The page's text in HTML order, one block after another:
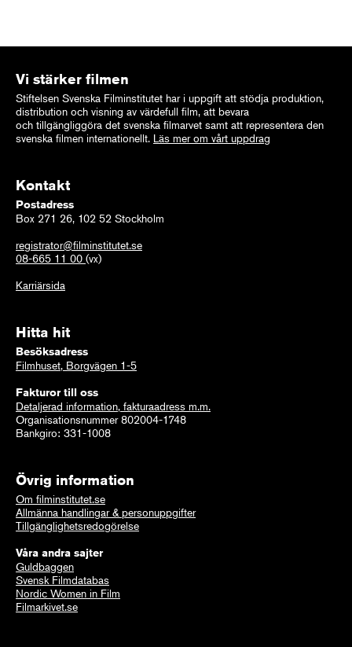
Vi stärker filmen
Stiftelsen Svenska Filminstitutet har i uppgift att stödja produktion,
distribution och visning av värdefull film, att bevara
och tillgängliggöra det svenska filmarvet samt att representera den
svenska filmen internationellt. Läs mer om vårt uppdrag
Kontakt
Postadress
Box 271 26, 102 52 Stockholm
registrator@filminstitutet.se
08-665 11 00 (vx)
Karriärsida
Hitta hit
Besöksadress
Filmhuset, Borgvägen 1-5
Fakturor till oss
Detaljerad information, fakturaadress m.m.
Organisationsnummer 802004-1748
Bankgiro: 331-1008
Övrig information
Om filminstitutet.se
Allmänna handlingar & personuppgifter
Tillgänglighetsredogörelse
Våra andra sajter
Guldbaggen
Svensk Filmdatabas
Nordic Women in Film
Filmarkivet.se